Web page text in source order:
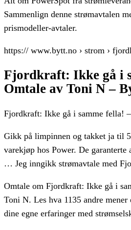
Sammenlign denne strømavtalen
prismodeller-avtaler.
https:// www.bytt.no › strom ›
Fjordkraft: Ikke gå i
Omtale av Toni N –
Fjordkraft: Ikke gå i samme fella!
Gikk på limpinnen og takket ja til
varekjøp hos Power. De
… Jeg inngikk strømavtale med
Omtale om Fjordkraft: Ikke gå i
Toni N. Les hva 1135 andre
dine egne erfaringer med